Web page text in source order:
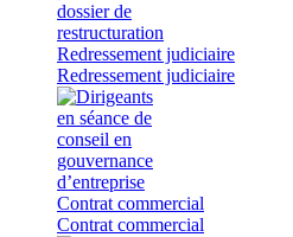
Redressement judiciaire
Redressement judiciaire
Contrat commercial
Contrat commercial